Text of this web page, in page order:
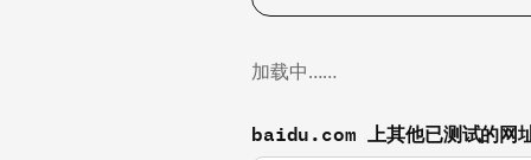
加载中……
baidu.com 上其他已测试的网